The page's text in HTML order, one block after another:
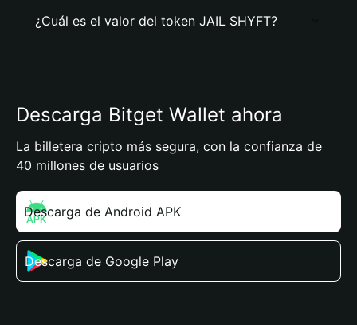
¿Cuál es el valor del token JAIL SHYFT?
Descarga Bitget Wallet ahora
La billetera cripto más segura, con la confianza de
40 millones de usuarios
Descarga de Android APK
Descarga de Google Play